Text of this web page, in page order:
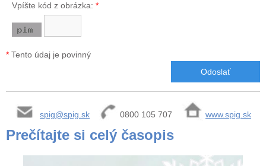
Vpíšte kód z obrázka: *
* Tento údaj je povinný
spig@spig.sk 0800 105 707 www.spig.sk
Prečítajte si celý časopis